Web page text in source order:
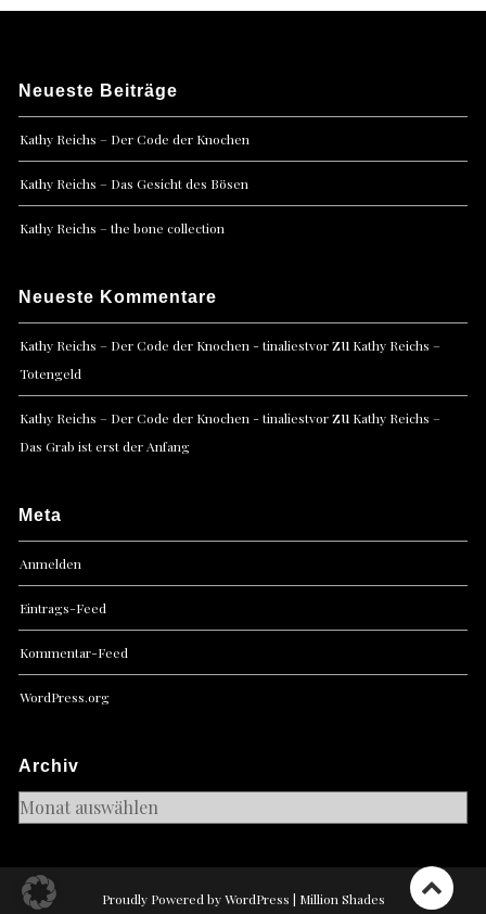
Neueste Beiträge
Kathy Reichs – Der Code der Knochen
Kathy Reichs – Das Gesicht des Bösen
Kathy Reichs – the bone collection
Neueste Kommentare
Kathy Reichs – Der Code der Knochen - tinaliestvorzu Kathy Reichs –
Totengeld
Kathy Reichs – Der Code der Knochen - tinaliestvorzu Kathy Reichs –
Das Grab ist erst der Anfang
Meta
Anmelden
Eintrags-Feed
Kommentar-Feed
WordPress.org
Archiv
Archiv
Proudly Powered by WordPress | Million Shades